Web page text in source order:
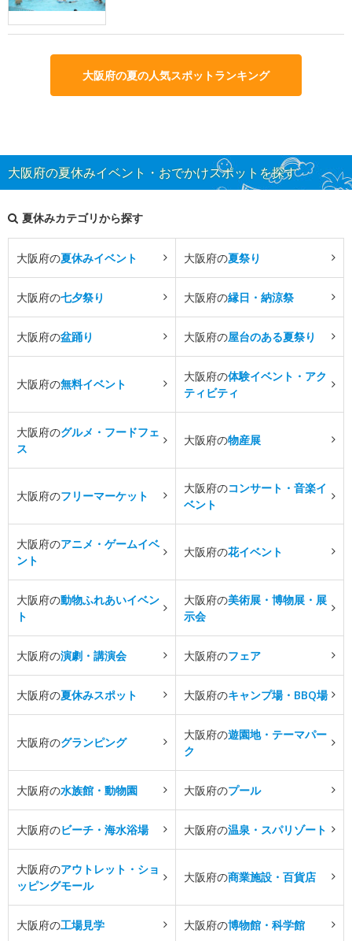
大阪府の夏の人気スポットランキング
大阪府の夏休みイベント・おでかけスポットを探す
夏休みカテゴリから探す
大阪府の夏休みイベント 大阪府の夏祭り
大阪府の七夕祭り 大阪府の縁日・納涼祭
大阪府の盆踊り 大阪府の屋台のある夏祭り
大阪府の無料イベント
大阪府の体験イベント・アク
ティビティ
大阪府のグルメ・フードフェ
ス
大阪府の物産展
大阪府のフリーマーケット
大阪府のコンサート・音楽イ
ベント
大阪府のアニメ・ゲームイベ
ント
大阪府の花イベント
大阪府の動物ふれあいイベン
ト
大阪府の美術展・博物展・展
示会
大阪府の演劇・講演会 大阪府のフェア
大阪府の夏休みスポット 大阪府のキャンプ場・BBQ場
大阪府のグランピング
大阪府の遊園地・テーマパー
ク
大阪府の水族館・動物園 大阪府のプール
大阪府のビーチ・海水浴場 大阪府の温泉・スパリゾート
大阪府のアウトレット・ショ
ッピングモール
大阪府の商業施設・百貨店
大阪府の工場見学 大阪府の博物館・科学館